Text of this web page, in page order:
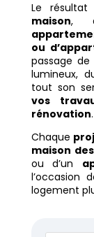
Le résultat
maison,
ou
passage
lumineux,
tout son
vos
rénovation.
Chaque
maison
ou d’un
l’occasion
logement